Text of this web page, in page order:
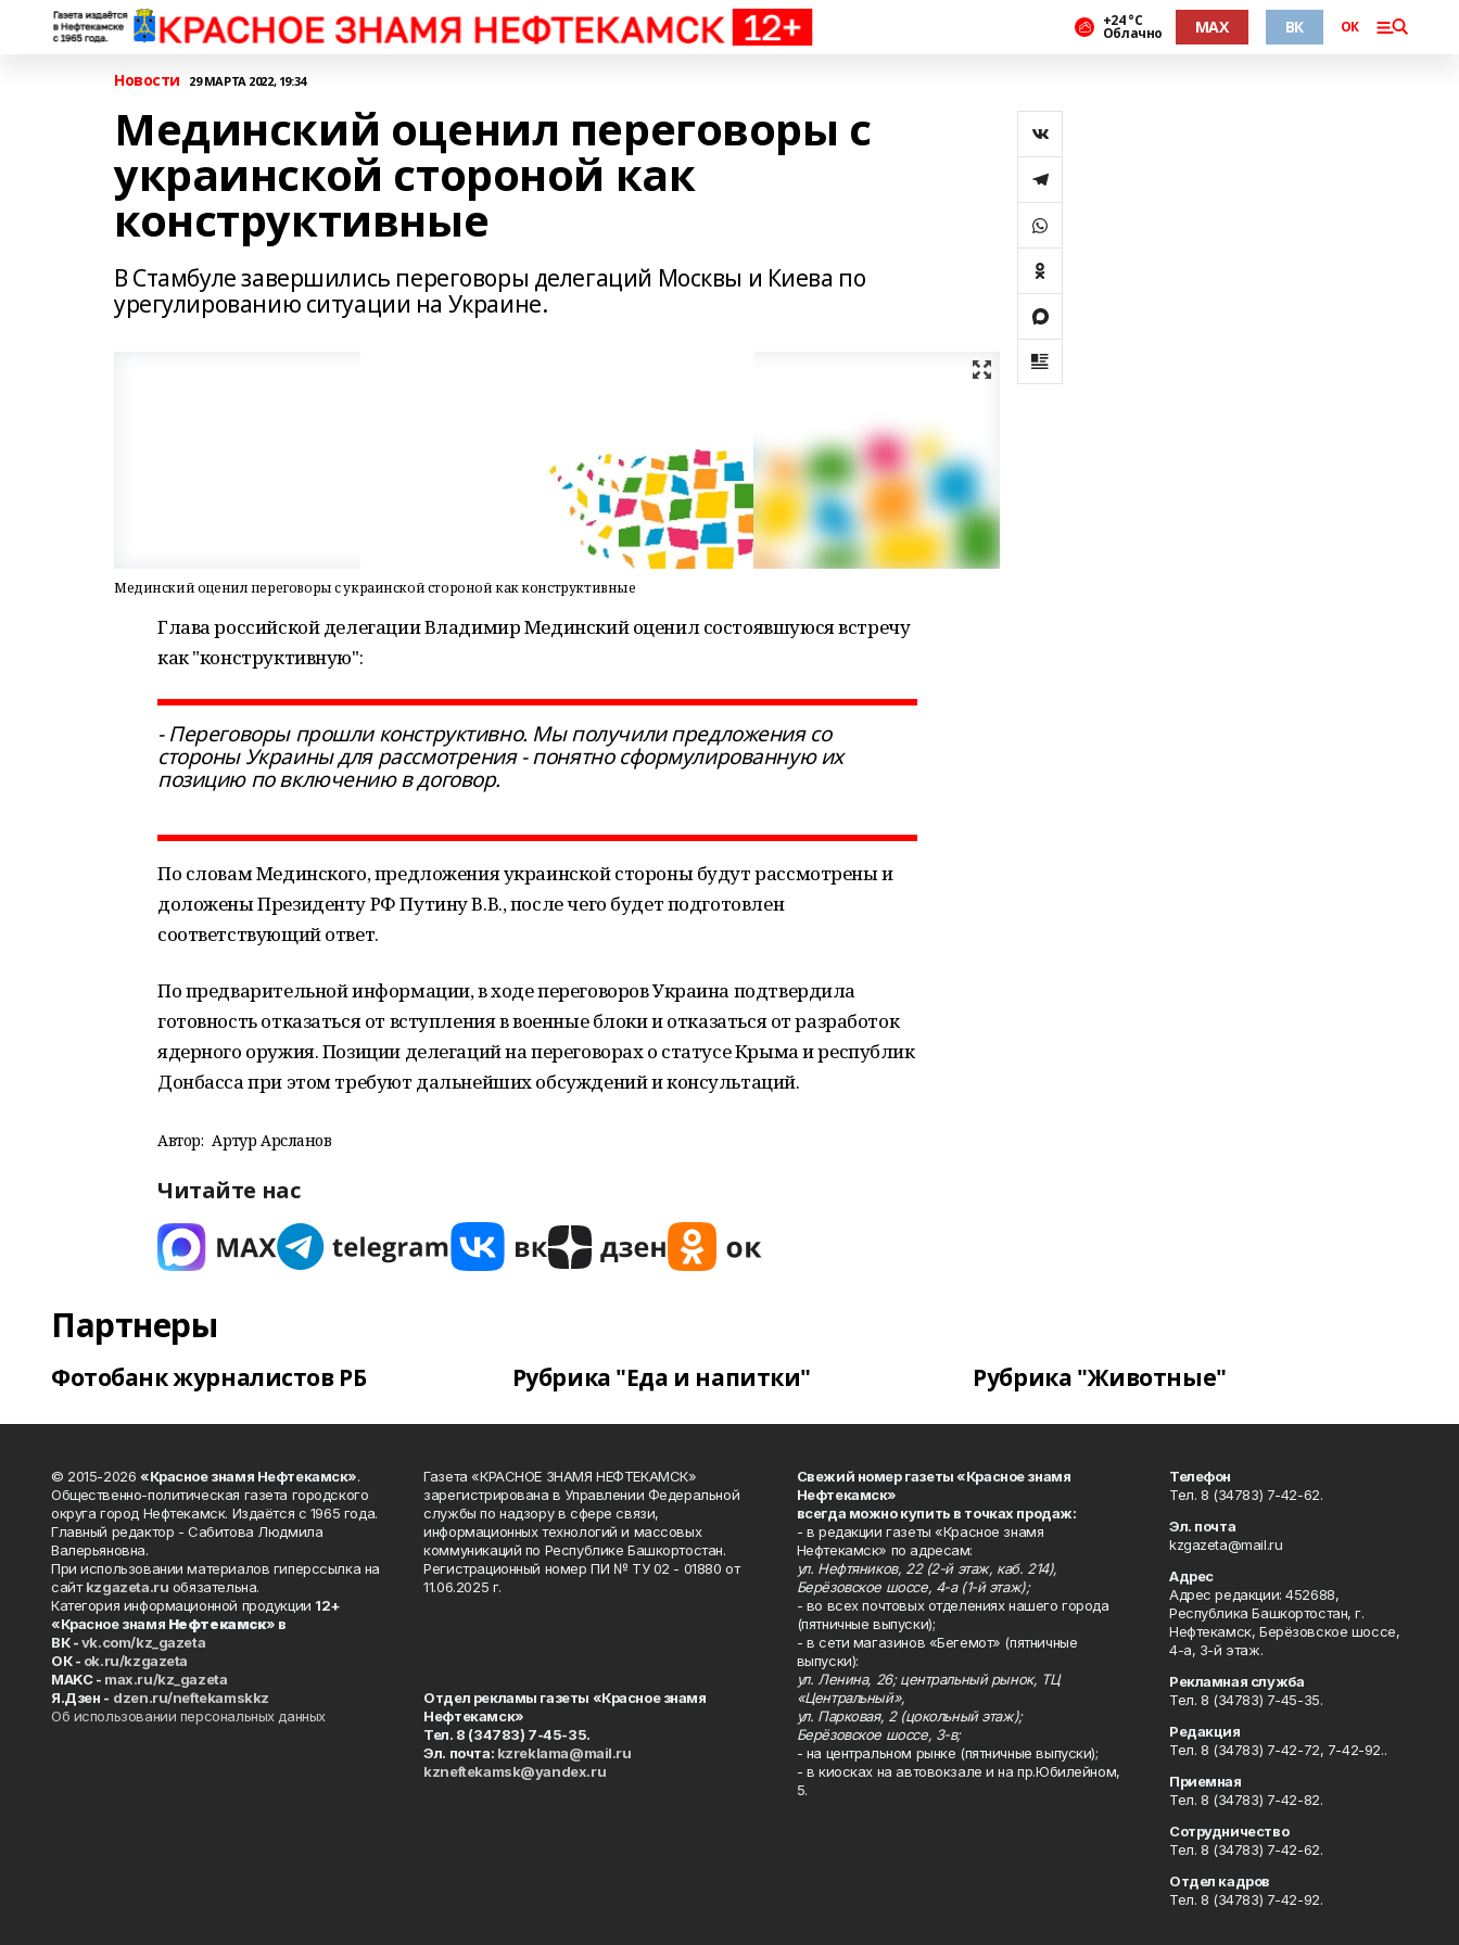
+24 °С
Облачно MAX ВК ОК
Новости 29 МАРТА 2022, 19:34
Мединский оценил переговоры с
украинской стороной как
конструктивные
В Стамбуле завершились переговоры делегаций Москвы и Киева по
урегулированию ситуации на Украине.
Мединский оценил переговоры с украинской стороной как конструктивные
Глава российской делегации Владимир Мединский оценил состоявшуюся встречу
как "конструктивную":
- Переговоры прошли конструктивно. Мы получили предложения со
стороны Украины для рассмотрения - понятно сформулированную их
позицию по включению в договор.
По словам Мединского, предложения украинской стороны будут рассмотрены и
доложены Президенту РФ Путину В.В., после чего будет подготовлен
соответствующий ответ.
По предварительной информации, в ходе переговоров Украина подтвердила
готовность отказаться от вступления в военные блоки и отказаться от разработок
ядерного оружия. Позиции делегаций на переговорах о статусе Крыма и республик
Донбасса при этом требуют дальнейших обсуждений и консультаций.
Автор: Артур Арсланов
Читайте нас
Партнеры
Фотобанк журналистов РБ Рубрика "Еда и напитки" Рубрика "Животные"
© 2015-2026 «Красное знамя Нефтекамск».
Общественно-политическая газета городского
округа город Нефтекамск. Издаётся с 1965 года.
Главный редактор - Сабитова Людмила
Валерьяновна.
При использовании материалов гиперссылка на
сайтkzgazeta.ru обязательна.
Категория информационной продукции 12+
«Красное знамя Нефтекамск» в
ВК -vk.com/kz_gazeta
ОК - ok.ru/kzgazeta
MAKC - max.ru/kz_gazeta
Я.Дзен - dzen.ru/neftekamskkz
Об использовании персональных данных
Газета «КРАСНОЕ ЗНАМЯ НЕФТЕКАМСК»
зарегистрирована в Управлении Федеральной
службы по надзору в сфере связи,
информационных технологий и массовых
коммуникаций по Республике Башкортостан.
Регистрационный номер ПИ № ТУ 02 - 01880 от
11.06.2025 г.
Отдел рекламы газеты «Красное знамя
Нефтекамск»
Тел. 8 (34783) 7-45-35.
Эл. почта: kzreklama@mail.ru
kzneftekamsk@yandex.ru
Свежий номер газеты «Красное знамя
Нефтекамск»
всегда можно купить в точках продаж:
- в редакции газеты «Красное знамя
Нефтекамск» по адресам:
ул. Нефтяников, 22 (2-й этаж, каб. 214),
Берёзовское шоссе, 4-а (1-й этаж);
- во всех почтовых отделениях нашего города
(пятничные выпуски);
- в сети магазинов «Бегемот» (пятничные
выпуски):
ул. Ленина, 26; центральный рынок, ТЦ
«Центральный»,
ул. Парковая, 2 (цокольный этаж);
Берёзовское шоссе, 3-в;
- на центральном рынке (пятничные выпуски);
- в киосках на автовокзале и на пр.Юбилейном,
5.
Телефон
Тел. 8 (34783) 7-42-62.
Эл. почта
kzgazeta@mail.ru
Адрес
Адрес редакции: 452688,
Республика Башкортостан, г.
Нефтекамск, Берёзовское шоссе,
4-а, 3-й этаж.
Рекламная служба
Тел. 8 (34783) 7-45-35.
Редакция
Тел. 8 (34783) 7-42-72, 7-42-92..
Приемная
Тел. 8 (34783) 7-42-82.
Сотрудничество
Тел. 8 (34783) 7-42-62.
Отдел кадров
Тел. 8 (34783) 7-42-92.